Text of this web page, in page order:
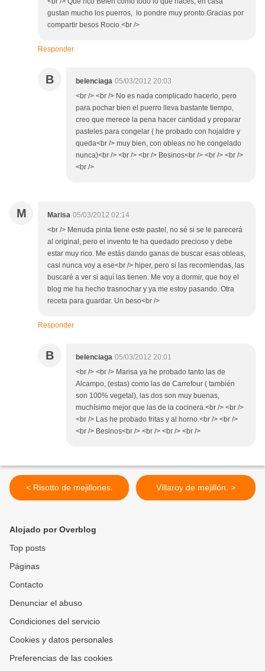
gustan mucho los puerros, lo pondre muy pronto.Gracias por
compartir besos Rocio.<br />
Responder
B belenciaga 05/03/2012 20:03
<br /> <br /> No es nada complicado hacerlo, pero
para pochar bien el puerro lleva bastante tiempo,
creo que merece la pena hacer cantidad y preparar
pasteles para congelar ( he probado con hojaldre y
queda<br /> muy bien, con obleas no he congelado
nunca)<br /> <br /> <br /> Besinos<br /> <br /> <br />
<br />
M Marisa 05/03/2012 02:14
<br /> Menuda pinta tiene este pastel, no sé si se le parecerá
al original, pero el invento te ha quedado precioso y debe
estar muy rico. Me estás dando ganas de buscar esas obleas,
casi nunca voy a ese<br /> hiper, pero si las recomiendas, las
buscaré a ver si aquí las tienen. Me voy a dormir, que hoy el
blog me ha hecho trasnochar y ya me estoy pasando. Otra
receta para guardar. Un beso<br />
Responder
B belenciaga 05/03/2012 20:01
<br /> <br /> Marisa ya he probado tanto las de
Alcampo, (estas) como las de Carrefour ( también
son 100% vegetal), las dos son muy buenas,
muchísimo mejor que las de la cocinera.<br /> <br />
<br /> Las he probado fritas y al horno.<br /> <br />
<br /> Besinos<br /> <br /> <br /> <br />
< Risotto de mejillones. Villaroy de mejillón. >
Alojado por Overblog
Top posts
Páginas
Contacto
Denunciar el abuso
Condiciones del servicio
Cookies y datos personales
Preferencias de las cookies